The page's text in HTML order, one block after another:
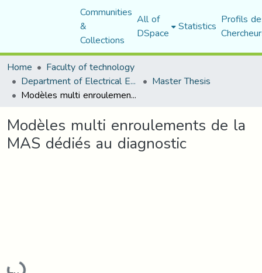
Communities
&
Collections
All of
DSpace Statistics Profils
Home
Faculty of technology
Department of Electrical Engineering Master Thesis
Modèles multi enroulements de la MAS dédiés au diagnostic
Modèles multi enroulements de la
MAS dédiés au diagnostic
Loading...